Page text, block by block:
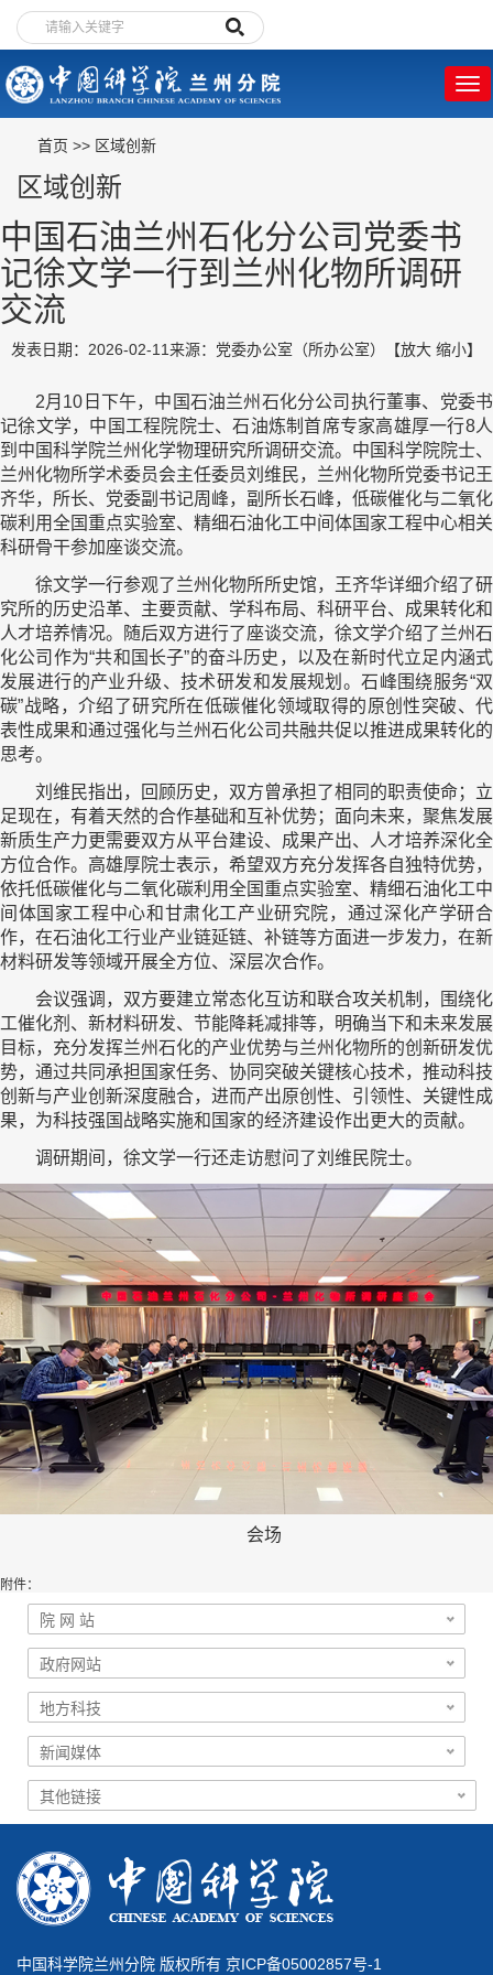
首页 >> 区域创新
区域创新
中国石油兰州石化分公司党委书
记徐文学一行到兰州化物所调研
交流
发表日期：2026-02-11来源：党委办公室（所办公室） 【放大 缩小】
2月10日下午，中国石油兰州石化分公司执行董事、党委书
记徐文学，中国工程院院士、石油炼制首席专家高雄厚一行8人
到中国科学院兰州化学物理研究所调研交流。中国科学院院士、
兰州化物所学术委员会主任委员刘维民，兰州化物所党委书记王
齐华，所长、党委副书记周峰，副所长石峰，低碳催化与二氧化
碳利用全国重点实验室、精细石油化工中间体国家工程中心相关
科研骨干参加座谈交流。
徐文学一行参观了兰州化物所所史馆，王齐华详细介绍了研
究所的历史沿革、主要贡献、学科布局、科研平台、成果转化和
人才培养情况。随后双方进行了座谈交流，徐文学介绍了兰州石
化公司作为“共和国长子”的奋斗历史，以及在新时代立足内涵式
发展进行的产业升级、技术研发和发展规划。石峰围绕服务“双
碳”战略，介绍了研究所在低碳催化领域取得的原创性突破、代
表性成果和通过强化与兰州石化公司共融共促以推进成果转化的
思考。
刘维民指出，回顾历史，双方曾承担了相同的职责使命；立
足现在，有着天然的合作基础和互补优势；面向未来，聚焦发展
新质生产力更需要双方从平台建设、成果产出、人才培养深化全
方位合作。高雄厚院士表示，希望双方充分发挥各自独特优势，
依托低碳催化与二氧化碳利用全国重点实验室、精细石油化工中
间体国家工程中心和甘肃化工产业研究院，通过深化产学研合
作，在石油化工行业产业链延链、补链等方面进一步发力，在新
材料研发等领域开展全方位、深层次合作。
会议强调，双方要建立常态化互访和联合攻关机制，围绕化
工催化剂、新材料研发、节能降耗减排等，明确当下和未来发展
目标，充分发挥兰州石化的产业优势与兰州化物所的创新研发优
势，通过共同承担国家任务、协同突破关键核心技术，推动科技
创新与产业创新深度融合，进而产出原创性、引领性、关键性成
果，为科技强国战略实施和国家的经济建设作出更大的贡献。
调研期间，徐文学一行还走访慰问了刘维民院士。
会场
附件：
中国科学院兰州分院 版权所有 京ICP备05002857号-1